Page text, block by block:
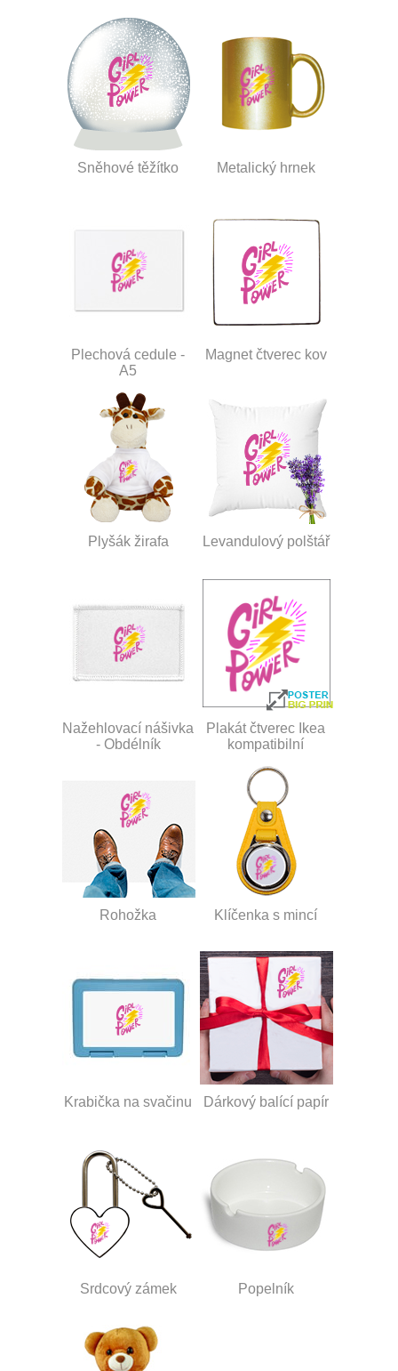
Sněhové těžítko Metalický hrnek
Plechová cedule -
A5
Magnet čtverec kov
Plyšák žirafa Levandulový polštář
Nažehlovací nášivka
- Obdélník
Plakát čtverec Ikea
kompatibilní
Rohožka Klíčenka s mincí
Krabička na svačinu Dárkový balící papír
Srdcový zámek Popelník